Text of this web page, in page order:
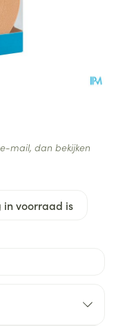
in voorraad is
mail, dan bekijken